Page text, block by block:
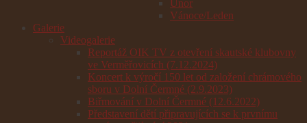
Únor
Vánoce/Leden
Galerie
Videogalerie
Reportáž OIK TV z otevření skautské klubovny
ve Verměřovicích (7.12.2024)
Koncert k výročí 150 let od založení chrámového
sboru v Dolní Čermné (2.9.2023)
Biřmování v Dolní Čermné (12.6.2022)
Představení dětí připravujících se k prvnímu